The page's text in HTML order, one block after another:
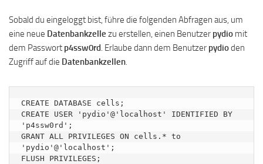
Sobald du eingeloggt bist, führe die folgenden Abfragen aus, um
eine neue Datenbankzelle zu erstellen, einen Benutzer pydio mit
dem Passwort p4ssw0rd. Erlaube dann dem Benutzer pydioden
Zugriff auf die Datenbankzellen.
CREATE DATABASE cells;
CREATE USER 'pydio'@'localhost' IDENTIFIED BY
'p4ssw0rd';
GRANT ALL PRIVILEGES ON cells.* to
'pydio'@'localhost';
FLUSH PRIVILEGES;